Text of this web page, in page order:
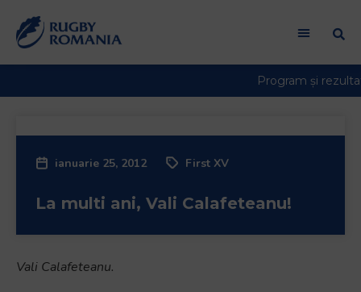
in
One
ianuarie 25, 2012 First XV
La multi ani, Vali Calafeteanu!
Vali Calafeteanu.